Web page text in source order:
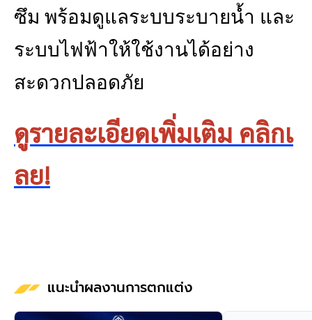
ซึม พร้อมดูแลระบบระบายน้ำ และ
ระบบไฟฟ้าให้ใช้งานได้อย่าง
สะดวกปลอดภัย
ดูรายละเอียดเพิ่มเติม คลิกเ
ลย!
แนะนำผลงานการตกแต่ง